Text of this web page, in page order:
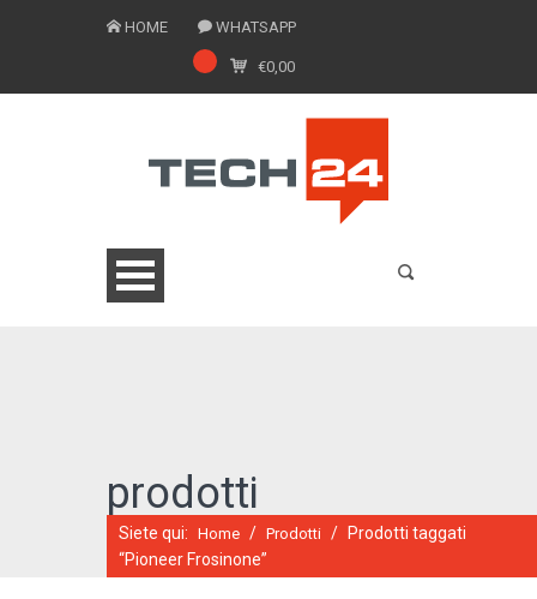
HOME WHATSAPP
€0,00
prodotti
Siete qui: Home / Prodotti /
Prodotti taggati
“Pioneer Frosinone”